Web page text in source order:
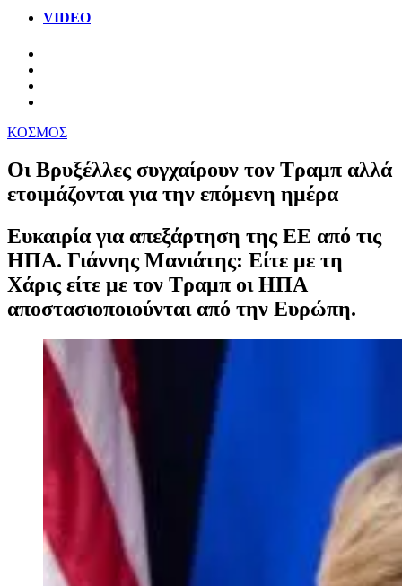
VIDEO
ΚΟΣΜΟΣ
Οι Βρυξέλλες συγχαίρουν τον Τραμπ αλλά
ετοιμάζονται για την επόμενη ημέρα
Ευκαιρία για απεξάρτηση της ΕΕ από τις
ΗΠΑ. Γιάννης Μανιάτης: Είτε με τη
Χάρις είτε με τον Τραμπ οι ΗΠΑ
αποστασιοποιούνται από την Ευρώπη.